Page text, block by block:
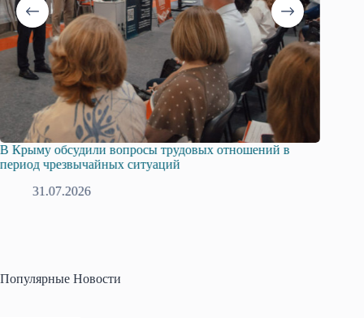
В Крыму обсудили вопросы трудовых отношений в
период чрезвычайных ситуаций
31.07.2026
Популярные Новости